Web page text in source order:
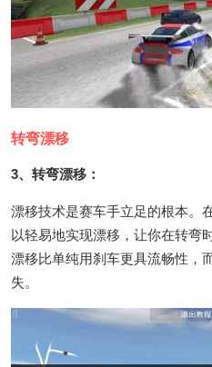
转弯漂移
3、转弯漂移：
漂移技术是赛车手立足的根本。
以轻易地实现漂移，让你在转弯
漂移比单纯用刹车更具流畅性，
失。